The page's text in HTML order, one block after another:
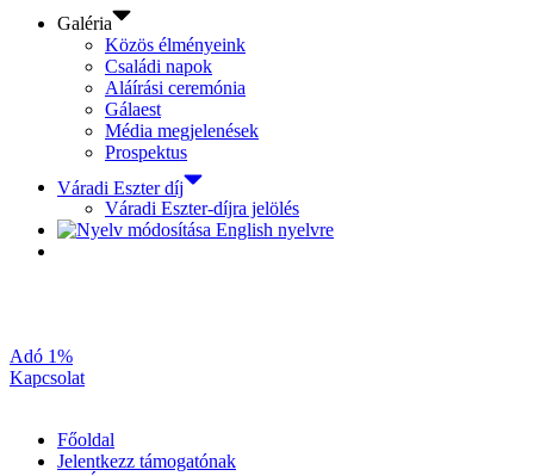
Galéria
Közös élményeink
Családi napok
Aláírási ceremónia
Gálaest
Média megjelenések
Prospektus
Váradi Eszter díj
Váradi Eszter-díjra jelölés
Adó 1%
Kapcsolat
Főoldal
Jelentkezz támogatónak